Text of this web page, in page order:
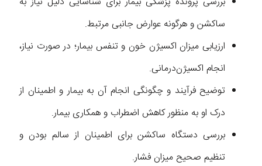
ساکشن و هرگونه عوارض جانبی مرتبط.
ارزیابی میزان اکسیژن خون و تنفس بیمار؛ در صورت نیاز،
انجام اکسیژن‌درمانی.
توضیح فرآیند و چگونگی انجام آن به بیمار و اطمینان از
درک او به منظور کاهش اضطراب و همکاری بیمار.
بررسی دستگاه ساکشن برای اطمینان از سالم بودن و
تنظیم صحیح میزان فشار.